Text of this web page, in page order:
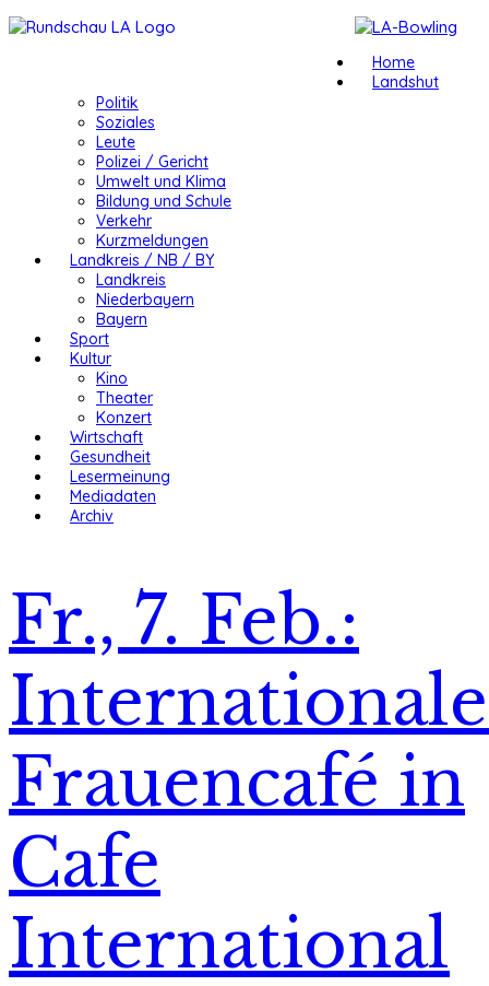
Home
Landshut
Politik
Soziales
Leute
Polizei / Gericht
Umwelt und Klima
Bildung und Schule
Verkehr
Kurzmeldungen
Landkreis / NB / BY
Landkreis
Niederbayern
Bayern
Sport
Kultur
Kino
Theater
Konzert
Wirtschaft
Gesundheit
Lesermeinung
Mediadaten
Archiv
Fr., 7. Feb.:
Frauencafé in
Cafe
International